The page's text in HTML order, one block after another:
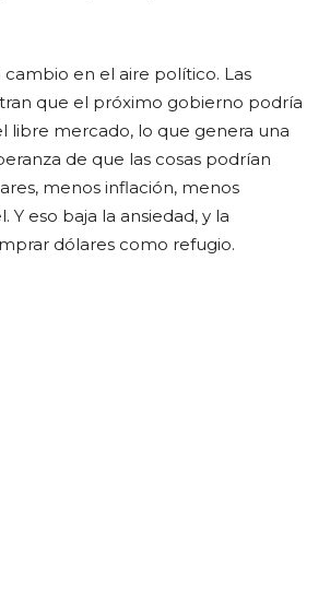
cambio en el aire político. Las
que el próximo gobierno podría
libre mercado, lo que genera una
de que las cosas podrían
menos inflación, menos
Y eso baja la ansiedad, y la
dólares como refugio.